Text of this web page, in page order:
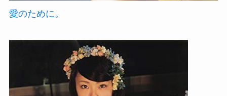
愛のために。